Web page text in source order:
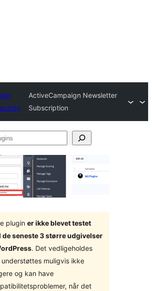
ActiveCampaign Newsletter
Subscription
plugin er ikke blevet testet
de seneste 3 større udgivelser
. Det vedligeholdes
understøttes muligvis ikke
og kan have
når det